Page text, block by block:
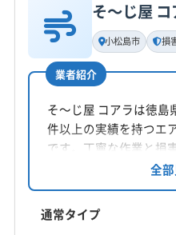
(香川県) 善通寺市
(香川県)
(香川県) 仲多度郡琴平町
(
(香川県) 東かがわ市
(香川
公式HP
公式サイトなし
基本情報
代表者名
船越寿郎
所在地
徳島県北佐古二番町2-14
対応地域
阿
小松島市
徳島市 美馬市
海部郡美波町
そ〜じ屋 コ
小松島市 損
業者紹介
そ〜じ屋 コアラは徳島
件以上の実績を持つエ
です。丁寧な作業と損
供。女性スタッフ同行
庭にも配慮しています
らで、お掃除機能付き
ションも充実。生活に
全
通常タイプ